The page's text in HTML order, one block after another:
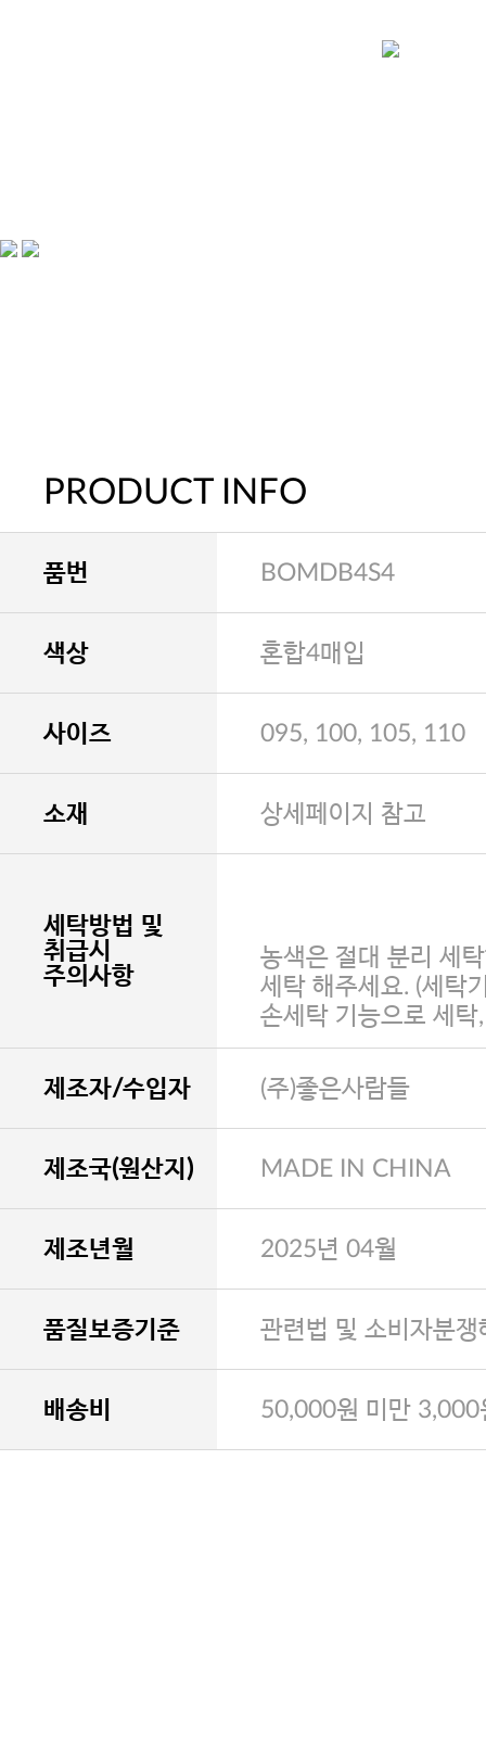
PRODUCT INFO
품번 BOMDB4S4
색상 혼합4매입
사이즈 095, 100, 105, 110
소재 상세페이지 참고
세탁방법 및
취급시
주의사항
농색은 절대 분리 세
세탁 해주세요. (세탁
손세탁 기능으로 세탁
제조자/수입자 (주)좋은사람들
제조국(원산지) MADE IN CHINA
제조년월 2025년 04월
품질보증기준 관련법 및 소비자분
배송비 50,000원 미만 3,000